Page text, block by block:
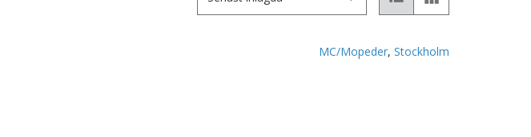
MC/Mopeder, Stockholm